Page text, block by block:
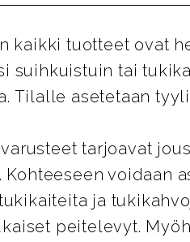
kaikki tuotteet ovat
suihkuistuin tai
Tilalle asetetaan
tarjoavat
voidaan
ja
peitelevyt.